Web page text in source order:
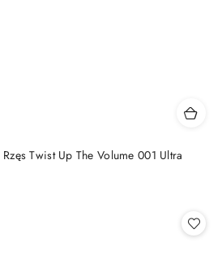
Twist Up The Volume 001 Ultra